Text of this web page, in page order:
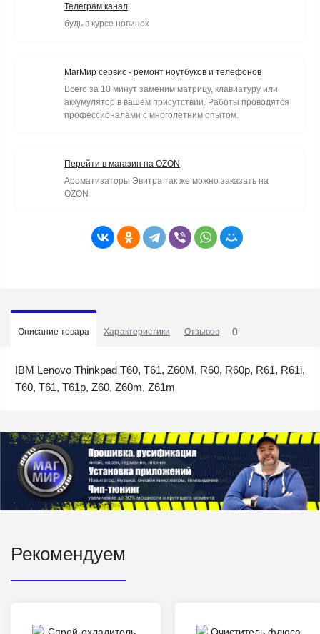
Телеграм канал
будь в курсе новинок
МагМир сервис - ремонт ноутбуков и телефонов
Всего за 10 минут заменим матрицу, клавиатуру или
аккумулятор в вашем присутствии. Работы проводятся
профессионалами с многолетним опытом.
Перейти в магазин на OZON
Ароматизаторы Эвитра так же можно заказать на
OZON
Описание товара Характеристики Отзывов 0
IBM Lenovo Thinkpad T60, T61, Z60M, R60, R60p, R61, R61i,
T60, T61, T61p, Z60, Z60m, Z61m
Рекомендуем